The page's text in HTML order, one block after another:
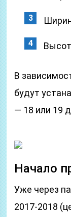
В
будут
— 18 или 19
Начало
Уже через
2017-2018